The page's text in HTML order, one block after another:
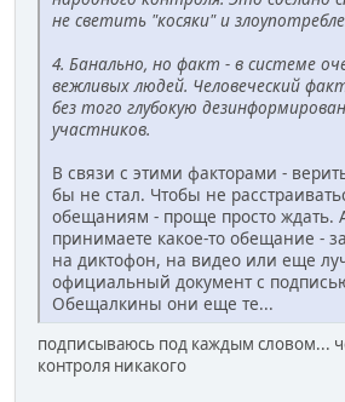
не светить "косяки" и
4. Банально, но факт - в системе
вежливых людей. Человеческий
без того глубокую
участников.
В связи с этими факторами -
бы не стал. Чтобы не
обещаниям - проще просто ждать.
принимаете какое-то обещание -
на диктофон, на видео или еще
официальный документ с
Обещалкины они еще те...
подписываюсь под каждым словом...
контроля никакого